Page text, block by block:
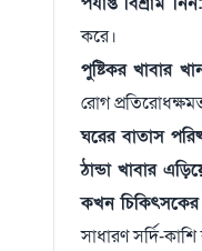
করে।
পুষ্টিকর খাবার
রোগ
ঘরের বাতাস
ঠান্ডা খাবার
কখন চিকিৎসকের
সাধারণ সর্দি-